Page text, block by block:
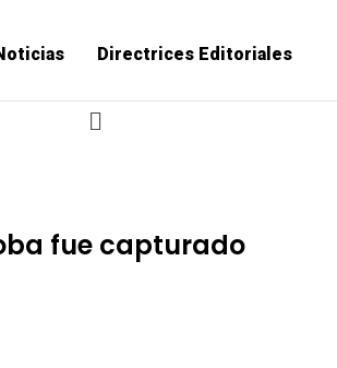
Directrices Editoriales
fue capturado